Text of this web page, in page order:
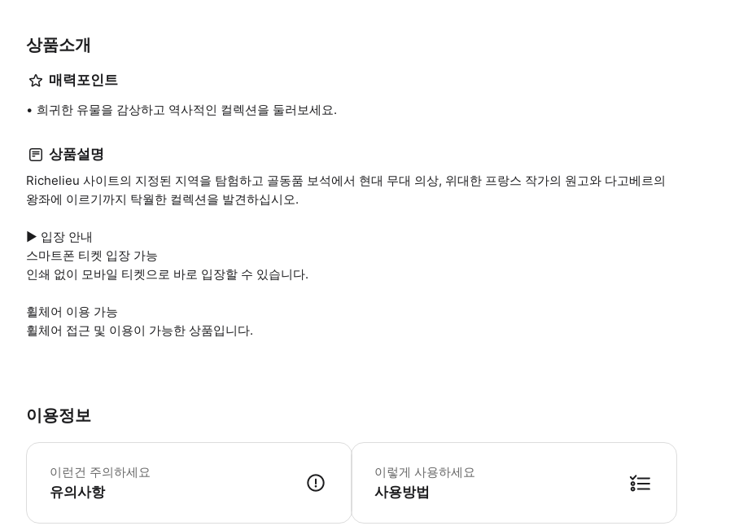
상품소개
매력포인트
희귀한 유물을 감상하고 역사적인 컬렉션을 둘러보세요.
상품설명
Richelieu 사이트의 지정된 지역을 탐험하고 골동품 보석에서 현대 무대 의상, 위대한 프랑스 작가의 원고와 다고베르의
왕좌에 이르기까지 탁월한 컬렉션을 발견하십시오.
▶ 입장 안내
스마트폰 티켓 입장 가능
인쇄 없이 모바일 티켓으로 바로 입장할 수 있습니다.
휠체어 이용 가능
휠체어 접근 및 이용이 가능한 상품입니다.
이용정보
이런건 주의하세요
유의사항
▶ 꼭 알아두세요 * 요금 인하 및 면제를 위해 현장에서 유효한 신분증이 필요합
이렇게 사용하세요
사용방법